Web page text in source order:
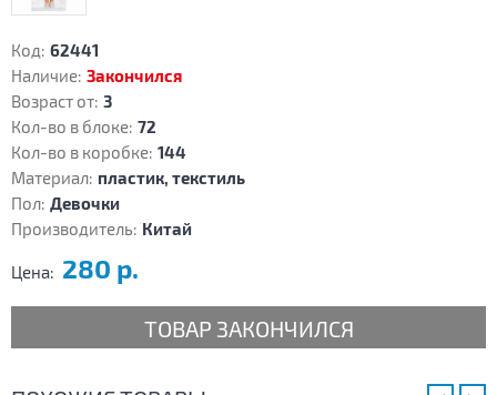
Код: 62441
Наличие: Закончился
Возраст от: 3
Кол-во в блоке: 72
Кол-во в коробке: 144
Материал: пластик, текстиль
Пол: Девочки
Производитель: Китай
Цена: 280 р.
ТОВАР ЗАКОНЧИЛСЯ